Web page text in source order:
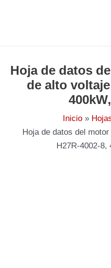
Hoja de datos
de alto
Inicio
Hoja de datos del
H27R-4002-8,